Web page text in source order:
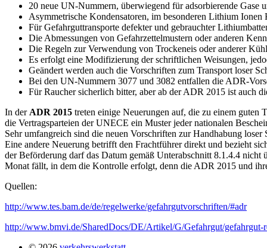
20 neue UN-Nummern, überwiegend für adsorbierende Gase
Asymmetrische Kondensatoren, im besonderen Lithium
Für Gefahrguttransporte defekter und gebrauchter
Die Abmessungen von Gefahrzettelmustern oder anderen
Die Regeln zur Verwendung von Trockeneis oder anderer
Es erfolgt eine Modifizierung der schriftlichen Weisungen,
Geändert werden auch die Vorschriften zum Transport loser
Bei den UN-Nummern 3077 und 3082 entfallen die ADR-
Für Raucher sicherlich bitter, aber ab der ADR 2015 ist auch
In derADR 2015 treten einige Neuerungen auf, die zu einem guten
die Vertragsparteien der UNECE ein Muster jeder nationalen
Sehr umfangreich sind die neuen Vorschriften zur Handhabung
Eine andere Neuerung betrifft den Frachtführer direkt und bezieht
der Beförderung darf das Datum gemäß Unterabschnitt 8.1.4.4 nicht
Monat fällt, in dem die Kontrolle erfolgt, denn die ADR 2015 und
Quellen:
http://www.tes.bam.de/de/regelwerke/gefahrgutvorschriften/#adr
http://www.bmvi.de/SharedDocs/DE/Artikel/G/Gefahrgut/gefahrgut-